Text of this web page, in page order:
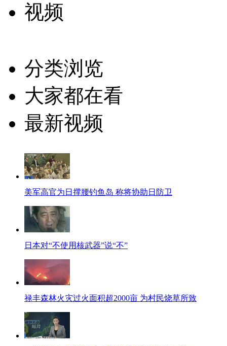
视频
分类浏览
大家都在看
最新视频
美军高官为日撑腰钓鱼岛 称将协助日防卫
日本对“不使用核武器”说“不”
禄丰森林火灾过火面积超2000亩 为村民烧草所致